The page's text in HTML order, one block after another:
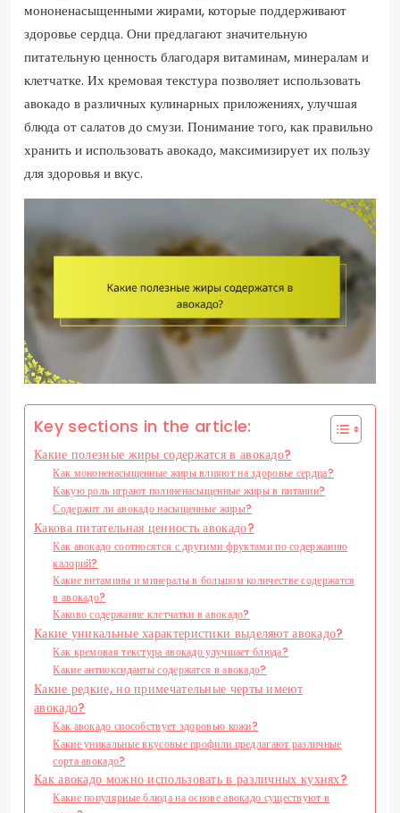
мононенасыщенными жирами, которые поддерживают
здоровье сердца. Они предлагают значительную
питательную ценность благодаря витаминам, минералам и
клетчатке. Их кремовая текстура позволяет использовать
авокадо в различных кулинарных приложениях, улучшая
блюда от салатов до смузи. Понимание того, как правильно
хранить и использовать авокадо, максимизирует их пользу
для здоровья и вкус.
Key sections in the article:
Какие полезные жиры содержатся в авокадо?
Как мононенасыщенные жиры влияют на здоровье сердца?
Какую роль играют полиненасыщенные жиры в питании?
Содержит ли авокадо насыщенные жиры?
Какова питательная ценность авокадо?
Как авокадо соотносятся с другими фруктами по содержанию
калорий?
Какие витамины и минералы в большом количестве содержатся
в авокадо?
Каково содержание клетчатки в авокадо?
Какие уникальные характеристики выделяют авокадо?
Как кремовая текстура авокадо улучшает блюда?
Какие антиоксиданты содержатся в авокадо?
Какие редкие, но примечательные черты имеют
авокадо?
Как авокадо способствует здоровью кожи?
Какие уникальные вкусовые профили предлагают различные
сорта авокадо?
Как авокадо можно использовать в различных кухнях?
Какие популярные блюда на основе авокадо существуют в